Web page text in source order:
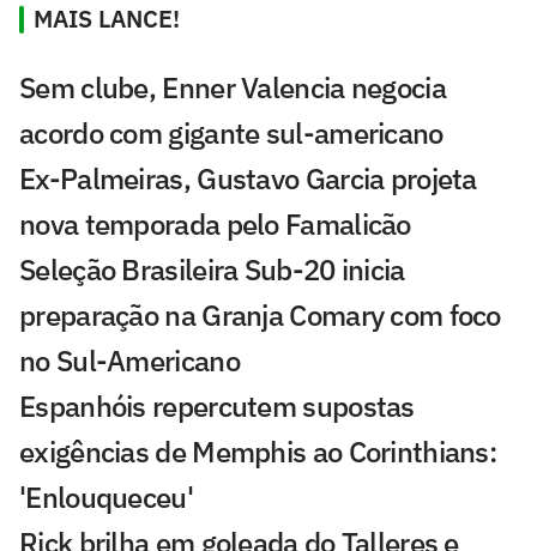
MAIS LANCE!
Sem clube, Enner Valencia negocia
acordo com gigante sul-americano
Ex-Palmeiras, Gustavo Garcia projeta
nova temporada pelo Famalicão
Seleção Brasileira Sub-20 inicia
preparação na Granja Comary com foco
no Sul-Americano
Espanhóis repercutem supostas
exigências de Memphis ao Corinthians:
'Enlouqueceu'
Rick brilha em goleada do Talleres e